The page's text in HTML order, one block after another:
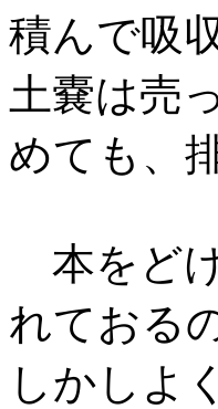
積んで吸
土嚢は売
めても、
本をど
れておる
しかしよ